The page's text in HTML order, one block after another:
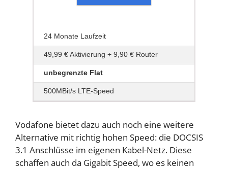
24 Monate Laufzeit
49,99 € Aktivierung + 9,90 € Router
unbegrenzte Flat
500MBit/s LTE-Speed
Vodafone bietet dazu auch noch eine weitere
Alternative mit richtig hohen Speed: die DOCSIS
3.1 Anschlüsse im eigenen Kabel-Netz. Diese
schaffen auch da Gigabit Speed, wo es keinen